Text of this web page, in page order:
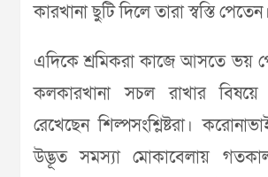
কারখানা ছুটি দিলে তারা স্বস্তি পেতেন।
এদিকে শ্রমিকরা কাজে আসতে ভয়
কলকারখানা সচল রাখার বিষয়ে
রেখেছেন শিল্পসংশ্লিষ্টরা।
উদ্ভূত সমস্যা মোকাবেলায়